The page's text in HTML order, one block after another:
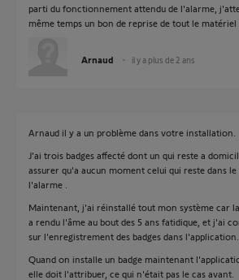
parti du fonctionnement attendu de l'alarme,
même temps un bon de reprise de tout le matériel
Arnaud il y a plus de 2 ans
Arnaud il y a un problème dans votre installation.
J'ai trois badges affecté dont un qui reste a
assurer qu'a aucun moment celui qui reste dans
l'alarme .
Maintenant, j'ai réinstallé tout mon système car
a rendu l'âme au bout des 5 ans fatidique, et j'ai
sur l'enregistrement des badges dans l'application.
Quand on installe un badge maintenant
elle doit l'attribuer, ce qui n'était pas le cas avant.